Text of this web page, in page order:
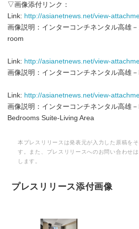
▽画像添付リンク：
Link: http://asianetnews.net/view-
画像説明：インターコンチネンタル高雄
room
Link: http://asianetnews.net/view-
画像説明：インターコンチネンタル高雄
Link: http://asianetnews.net/view-
画像説明：インターコンチネンタル高雄
Bedrooms Suite-Living Area
本プレスリリースは発表元が入力した原稿を
す。また、プレスリリースへのお問い合わせ
します。
プレスリリース添付画像